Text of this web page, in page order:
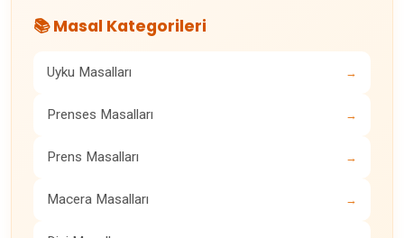
📚 Masal Kategorileri
Uyku Masalları →
Prenses Masalları →
Prens Masalları →
Macera Masalları →